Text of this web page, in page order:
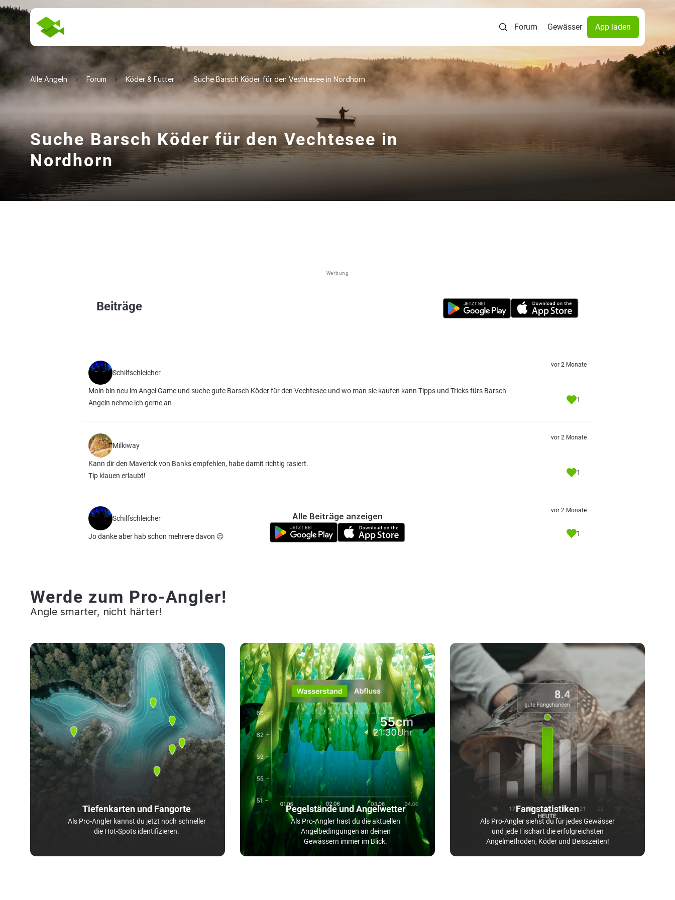
Forum Gewässer App laden
Alle Angeln Forum Köder & Futter Suche Barsch Köder für den Vechtesee in Nordhorn
Suche Barsch Köder für den Vechtesee in
Nordhorn
Werbung
Beiträge
Schilfschleicher
Moin bin neu im Angel Game und suche gute Barsch Köder für den Vechtesee und wo man sie kaufen kann Tipps und Tricks fürs Barsch
Angeln nehme ich gerne an .
vor 2 Monate
1
Milkiway
Kann dir den Maverick von Banks empfehlen, habe damit richtig rasiert.
Tip klauen erlaubt!
vor 2 Monate
1
Schilfschleicher
Jo danke aber hab schon mehrere davon 😉
vor 2 Monate
1
Alle Beiträge anzeigen
Werde zum Pro-Angler!
Angle smarter, nicht härter!
Tiefenkarten und Fangorte
Als Pro-Angler kannst du jetzt noch schneller
die Hot-Spots identifizieren.
Pegelstände und Angelwetter
Als Pro-Angler hast du die aktuellen
Angelbedingungen an deinen
Gewässern immer im Blick.
Fangstatistiken
Als Pro-Angler siehst du für jedes Gewässer
und jede Fischart die erfolgreichsten
Angelmethoden, Köder und Beisszeiten!